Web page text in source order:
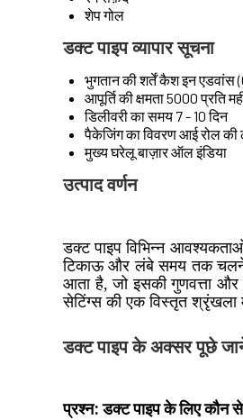
शेपगोल
डक्ट पाइप व्यापार सूचना
भुगतान की शर्तेंकैश इन एडवांस
आपूर्ति की क्षमता5000 प्रति
डिलीवरी का समय 7 - 10 दिन
पैकेजिंग का विवरणआई रोल की
मुख्य घरेलू बाज़ारऑल इंडिया
उत्पाद वर्णन
डक्ट पाइप विभिन्न
टिकाऊ और लंबे समय तक चलने
आता है, जो इसकी गुणवत्ता और
सेटिंग्स की एक विस्तृत
डक्ट पाइप के अक्सर पूछे
प्रश्न: डक्ट पाइप के लिए कौन